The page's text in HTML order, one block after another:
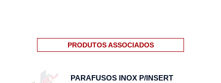
PRODUTOS ASSOCIADOS
PARAFUSOS INOX P/INSERT